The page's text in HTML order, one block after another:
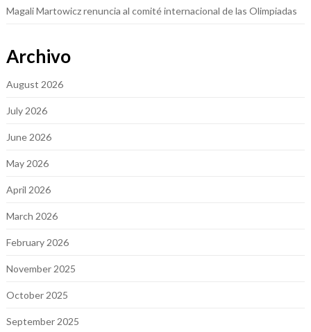
Magali Martowicz renuncia al comité internacional de las Olimpiadas
Archivo
August 2026
July 2026
June 2026
May 2026
April 2026
March 2026
February 2026
November 2025
October 2025
September 2025